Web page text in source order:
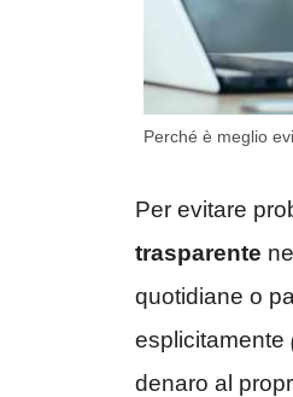
Perché è meglio
Per evitare
trasparente
quotidiane o
esplicitamente
denaro al